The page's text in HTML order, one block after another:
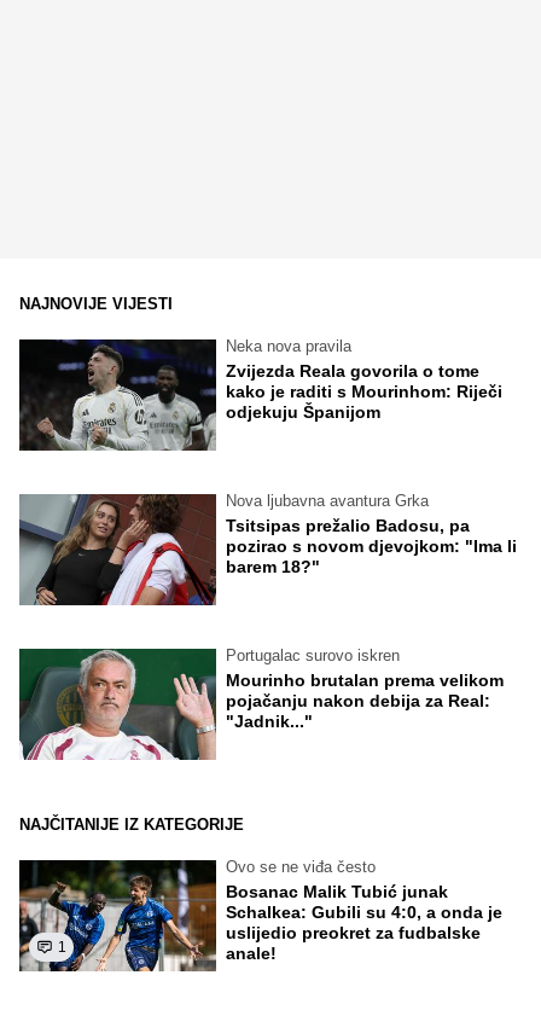
NAJNOVIJE VIJESTI
Neka nova pravila
Zvijezda Reala govorila o tome
kako je raditi s Mourinhom: Riječi
odjekuju Španijom
Nova ljubavna avantura Grka
Tsitsipas prežalio Badosu, pa
pozirao s novom djevojkom: "Ima li
barem 18?"
Portugalac surovo iskren
Mourinho brutalan prema velikom
pojačanju nakon debija za Real:
"Jadnik..."
NAJČITANIJE IZ KATEGORIJE
1
Ovo se ne viđa često
Bosanac Malik Tubić junak
Schalkea: Gubili su 4:0, a onda je
uslijedio preokret za fudbalske
anale!